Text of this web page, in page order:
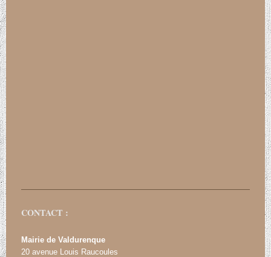
CONTACT :
Mairie de Valdurenque
20 avenue Louis Raucoules